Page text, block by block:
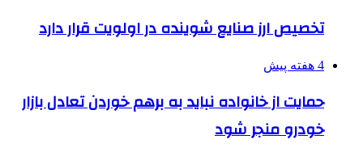
تخصیص ارز صنایع شوینده در اولویت قرار دارد
4 هفته پیش
حمایت از خانواده نباید به برهم خوردن تعادل بازار
خودرو منجر شود